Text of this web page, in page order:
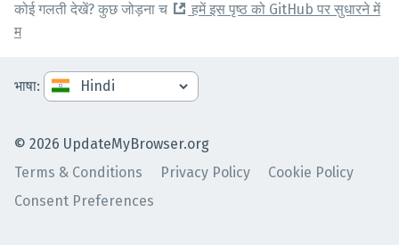
कोई गलती देखें? कुछ जोड़ना च
हमें इस पृष्ठ को GitHub पर सुधारने में
म
© 2026 UpdateMyBrowser.org
Terms & Conditions
Privacy Policy
Cookie Policy
Consent Preferences
भाषा: